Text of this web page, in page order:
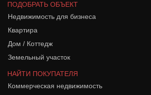
ПОДОБРАТЬ ОБЪЕКТ
Недвижимость для бизнеса
Квартира
Дом / Коттедж
Земельный участок
НАЙТИ ПОКУПАТЕЛЯ
Коммерческая недвижимость